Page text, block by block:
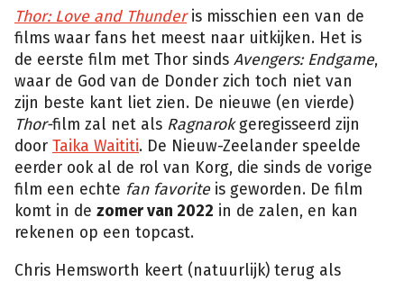
Thor: Love and Thunderis misschien een van de
films waar fans het meest naar uitkijken. Het is
de eerste film met Thor sinds Avengers: Endgame,
waar de God van de Donder zich toch niet van
zijn beste kant liet zien. De nieuwe (en vierde)
Thor-film zal net als Ragnarokgeregisseerd zijn
door Taika Waititi. De Nieuw-Zeelander speelde
eerder ook al de rol van Korg, die sinds de vorige
film een echte fan favorite is geworden. De film
komt in de zomer van 2022 in de zalen, en kan
rekenen op een topcast.
Chris Hemsworth keert (natuurlijk) terug als